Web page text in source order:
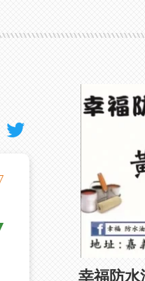
幸福防